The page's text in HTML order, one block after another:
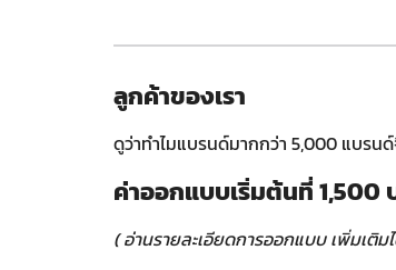
ลูกค้าของเรา
ดูว่าทำไมแบรนด์มากกว่า 5,000 แบรนด์
ค่าออกแบบเริ่มต้นที่ 1,500
( อ่านรายละเอียดการออกแบบ เพิ่มเติม